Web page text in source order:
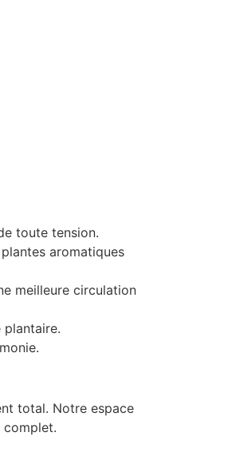
toute tension.
aromatiques
meilleure circulation
plantaire.
total. Notre espace
complet.